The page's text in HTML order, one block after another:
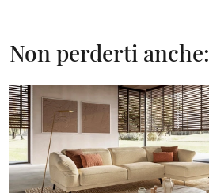
Non perderti anche: